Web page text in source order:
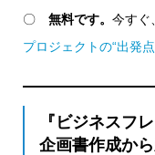
〇 無料です。 今すぐ
プロジェクトの“出発
『ビジネスフ
企画書作成か